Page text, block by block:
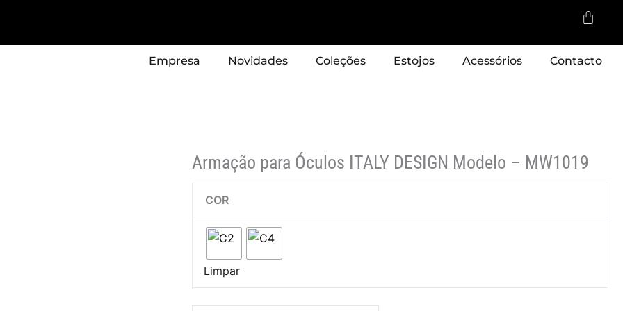
Cart
Empresa Novidades Coleções Estojos Acessórios Contacto
Armação para Óculos ITALY DESIGN Modelo – MW1019
COR
Limpar
Armação
para
–
MW1019